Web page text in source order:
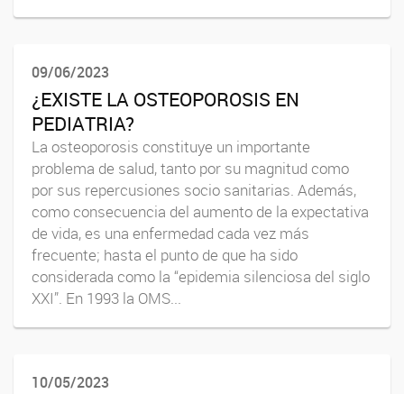
09/06/2023
¿EXISTE LA OSTEOPOROSIS EN
PEDIATRIA?
La osteoporosis constituye un importante
problema de salud, tanto por su magnitud como
por sus repercusiones socio sanitarias. Además,
como consecuencia del aumento de la expectativa
de vida, es una enfermedad cada vez más
frecuente; hasta el punto de que ha sido
considerada como la “epidemia silenciosa del siglo
XXI”. En 1993 la OMS...
10/05/2023